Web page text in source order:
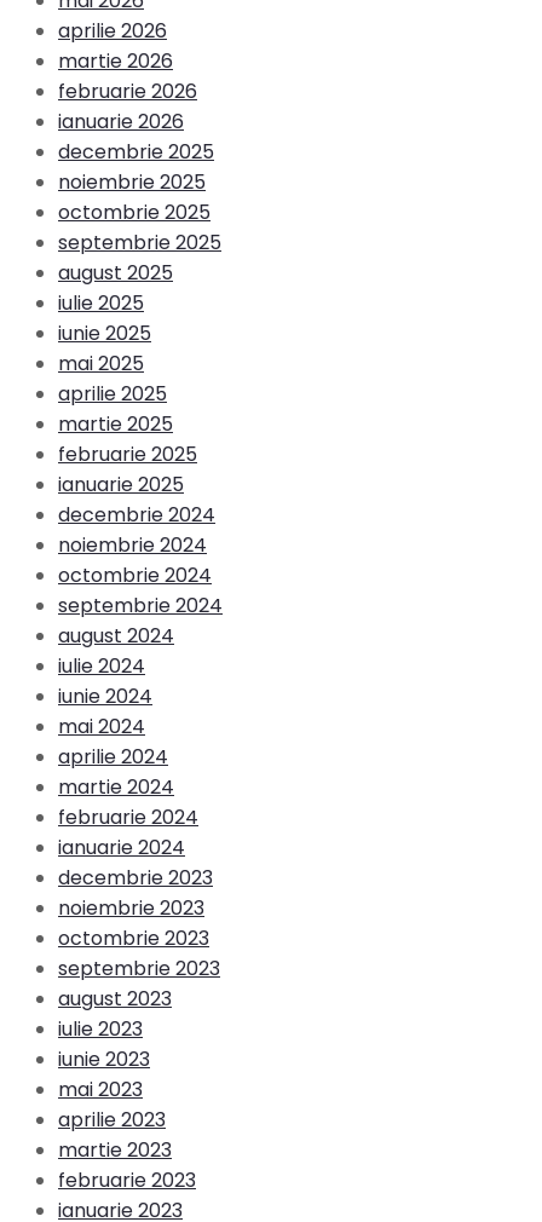
aprilie 2026
martie 2026
februarie 2026
ianuarie 2026
decembrie 2025
noiembrie 2025
octombrie 2025
septembrie 2025
august 2025
iulie 2025
iunie 2025
mai 2025
aprilie 2025
martie 2025
februarie 2025
ianuarie 2025
decembrie 2024
noiembrie 2024
octombrie 2024
septembrie 2024
august 2024
iulie 2024
iunie 2024
mai 2024
aprilie 2024
martie 2024
februarie 2024
ianuarie 2024
decembrie 2023
noiembrie 2023
octombrie 2023
septembrie 2023
august 2023
iulie 2023
iunie 2023
mai 2023
aprilie 2023
martie 2023
februarie 2023
ianuarie 2023